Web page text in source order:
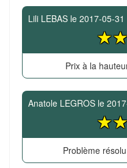
Lili LEBAS le 2017-05-31
Prix à la
Anatole LEGROS le
Problème